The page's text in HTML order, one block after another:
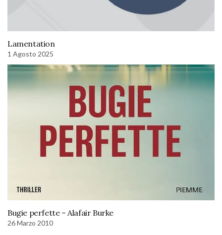
Lamentation
1 Agosto 2025
Bugie perfette – Alafair Burke
26 Marzo 2010